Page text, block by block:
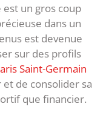
est un gros coup
dans un
est devenue
sur des profils
Saint-Germain
de consolider sa
que financier.